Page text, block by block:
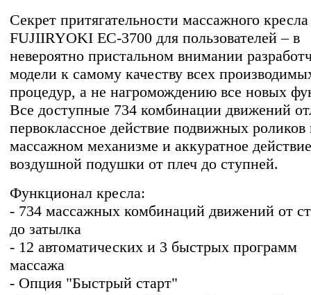
Секрет притягательности массажного кресла
FUJIIRYOKI EC-3700 для пользователей – в
невероятно пристальном внимании
модели к самому качеству всех
процедур, а не нагромождению все новых
Все доступные 734 комбинации движений
первоклассное действие подвижных роликов
массажном механизме и аккуратное
воздушной подушки от плеч до ступней.
Функционал кресла:
- 734 массажных комбинаций движений от
до затылка
- 12 автоматических и 3 быстрых программ
массажа
- Опция "Быстрый старт"